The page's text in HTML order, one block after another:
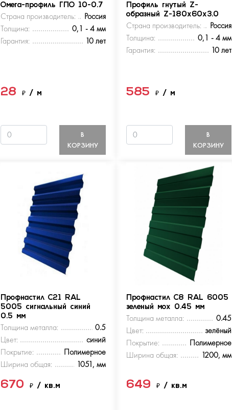
Омега-профиль ГПО 10-0.7
Страна производитель:
Россия
Толщина:
0,1 - 4 мм
Гарантия:
10 лет
28₽/ м
В
КОРЗИНУ
Профиль гнутый Z-
образный Z-180х60х3.0
Страна производитель:
Россия
Толщина:
0,1 - 4 мм
Гарантия:
10 лет
585₽/ м
В
КОРЗИНУ
Профнастил С21 RAL
5005 сигнальный синий
0.5 мм
Толщина металла:
0.5
Цвет:
синий
Покрытие:
Полимерное
Ширина общая:
1051, мм
670₽/ кв.м
Профнастил С8 RAL 6005
зеленый мох 0.45 мм
Толщина металла:
0.45
Цвет:
зелёный
Покрытие:
Полимерное
Ширина общая:
1200, мм
649₽/ кв.м